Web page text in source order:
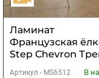
Ламинат
Французская
Step Сhevron
Артикул - MS6512
В